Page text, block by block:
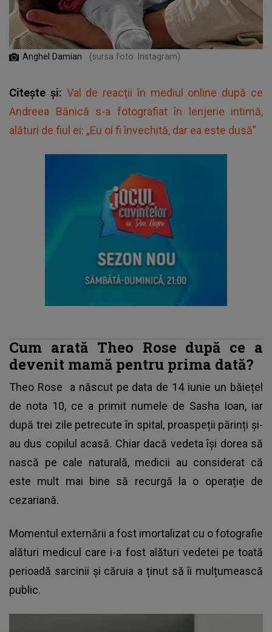
Anghel Damian (sursa foto: Instagram)
Citește și: Val de reacții în mediul online după ce
Andreea Bănică s-a fotografiat în lenjerie intimă,
alături de fiul ei: „Eu oi fi învechită, dar ea este dusă”
Cum arată Theo Rose după ce a
devenit mamă pentru prima dată?
Theo Rose a născut pe data de 14 iunie un băiețel
de nota 10, ce a primit numele de Sasha Ioan, iar
după trei zile petrecute în spital, proaspeții părinți și-
au dus copilul acasă. Chiar dacă vedeta își dorea să
nască pe cale naturală, medicii au considerat că
este mult mai bine să recurgă la o operație de
cezariană.
Momentul externării a fost imortalizat cu o fotografie
alături medicul care i-a fost alături vedetei pe toată
perioadă sarcinii și căruia a ținut să îi mulțumească
public.